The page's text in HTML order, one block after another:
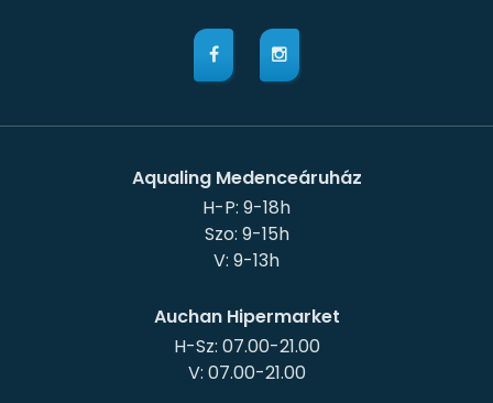
Aqualing Medenceáruház
H-P: 9-18h
Szo: 9-15h
Auchan Hipermarket
H-Sz: 07.00-21.00
V: 07.00-21.00